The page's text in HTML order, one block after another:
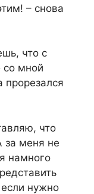
– снова
что с
со мной
прорезался
что
за меня не
намного
нужно